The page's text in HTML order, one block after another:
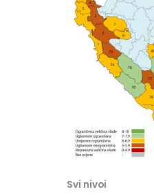
Svi nivoi